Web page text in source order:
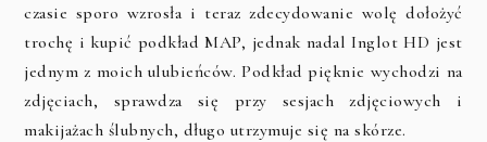
czasie sporo wzrosła i teraz zdecydowanie wolę dołożyć
trochę i kupić podkład MAP, jednak nadal Inglot HD jest
jednym z moich ulubieńców. Podkład pięknie wychodzi na
zdjęciach, sprawdza się przy sesjach zdjęciowych i
makijażach ślubnych, długo utrzymuje się na skórze.